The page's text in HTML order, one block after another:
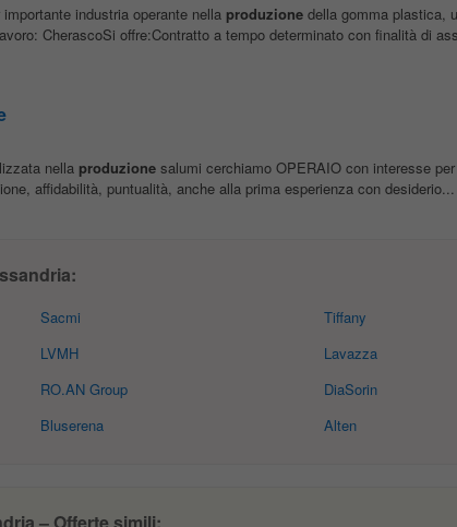
industria operante nella produzionedella gomma plastica,
CherascoSi offre:Contratto a tempo determinato con finalità di
nella produzionesalumi cerchiamo OPERAIO con interesse
affidabilità, puntualità, anche alla prima esperienza con desiderio...
Sacmi
LVMH
RO.AN Group
Bluserena
Tiffany
Lavazza
DiaSorin
Alten